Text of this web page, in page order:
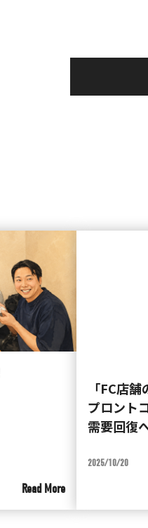
Read More
「FC店
プロント
需要回復
2025/10/20